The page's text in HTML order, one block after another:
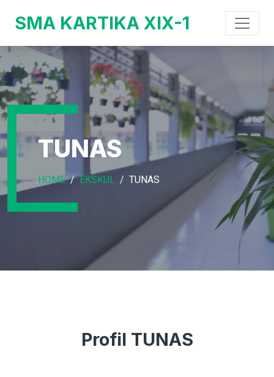
SMA KARTIKA XIX-1
TUNAS
HOME EKSKUL TUNAS
Profil TUNAS